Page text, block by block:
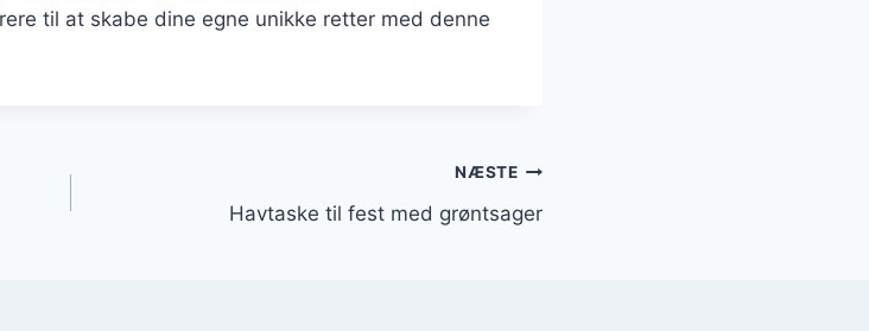
til at skabe dine egne unikke retter med denne
NÆSTE
Havtaske til fest med grøntsager